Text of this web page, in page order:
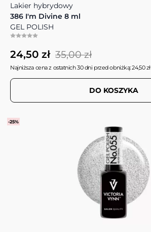
Lakier hybrydowy
386 I'm Divine 8 ml
GEL POLISH
24,50 zł 35,00 zł
Najniższa cena z ostatnich 30 dni przed obniżką: 24,50 zł
DO KOSZYKA
-25%